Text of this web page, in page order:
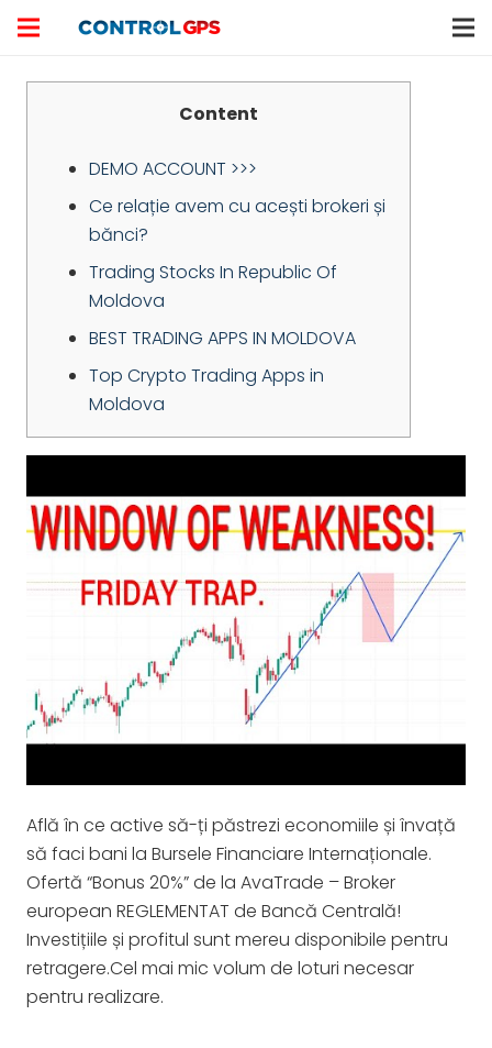
Content
DEMO ACCOUNT >>>
Ce relație avem cu acești brokeri și
bănci?
Trading Stocks In Republic Of
Moldova
BEST TRADING APPS IN MOLDOVA
Top Crypto Trading Apps in
Moldova
Află în ce active să-ți păstrezi economiile și învață
să faci bani la Bursele Financiare Internaționale.
Ofertă “Bonus 20%” de la AvaTrade – Broker
european REGLEMENTAT de Bancă Centrală!
Investițiile și profitul sunt mereu disponibile pentru
retragere.Cel mai mic volum de loturi necesar
pentru realizare.